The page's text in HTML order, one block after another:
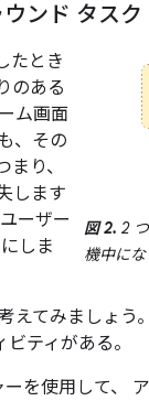
ンド タスク
図 2. 2
機中に
たとき
のある
ム画面
、その
り、
します
ーザー
しま
てみましょう
ティがある。
を使用して、